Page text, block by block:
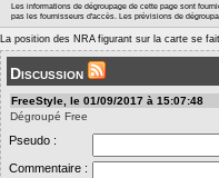
Les informations de dégroupage de cette page sont
pas les fournisseurs d'accès. Les prévisions de
La position des NRA figurant sur la carte se
Discussion
FreeStyle, le 01/09/2017 à 15:07:48
Dégroupé Free
Pseudo :
Commentaire :